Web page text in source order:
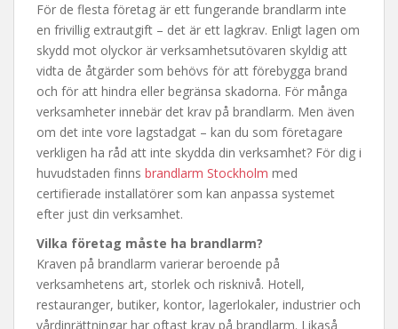
För de flesta företag är ett fungerande brandlarm inte
en frivillig extrautgift – det är ett lagkrav. Enligt lagen om
skydd mot olyckor är verksamhetsutövaren skyldig att
vidta de åtgärder som behövs för att förebygga brand
och för att hindra eller begränsa skadorna. För många
verksamheter innebär det krav på brandlarm. Men även
om det inte vore lagstadgat – kan du som företagare
verkligen ha råd att inte skydda din verksamhet? För dig i
huvudstaden finns brandlarm Stockholm med
certifierade installatörer som kan anpassa systemet
efter just din verksamhet.
Vilka företag måste ha brandlarm?
Kraven på brandlarm varierar beroende på
verksamhetens art, storlek och risknivå. Hotell,
restauranger, butiker, kontor, lagerlokaler, industrier och
vårdinrättningar har oftast krav på brandlarm. Likaså